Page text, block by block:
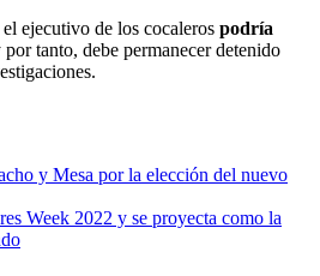
ejecutivo de los cocaleros podría
por tanto, debe permanecer detenido
y Mesa por la elección del nuevo
Week 2022 y se proyecta como la